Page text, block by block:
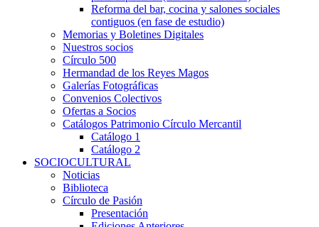
Reforma del bar, cocina y salones sociales
contiguos (en fase de estudio)
Memorias y Boletines Digitales
Nuestros socios
Círculo 500
Hermandad de los Reyes Magos
Galerías Fotográficas
Convenios Colectivos
Ofertas a Socios
Catálogos Patrimonio Círculo Mercantil
Catálogo 1
Catálogo 2
SOCIOCULTURAL
Noticias
Biblioteca
Círculo de Pasión
Presentación